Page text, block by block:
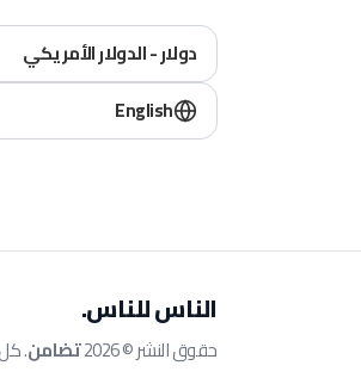
دولار - الدولار الأمريكي
English
الناس للناس.
حقوق النشر © 2026 تضامن.